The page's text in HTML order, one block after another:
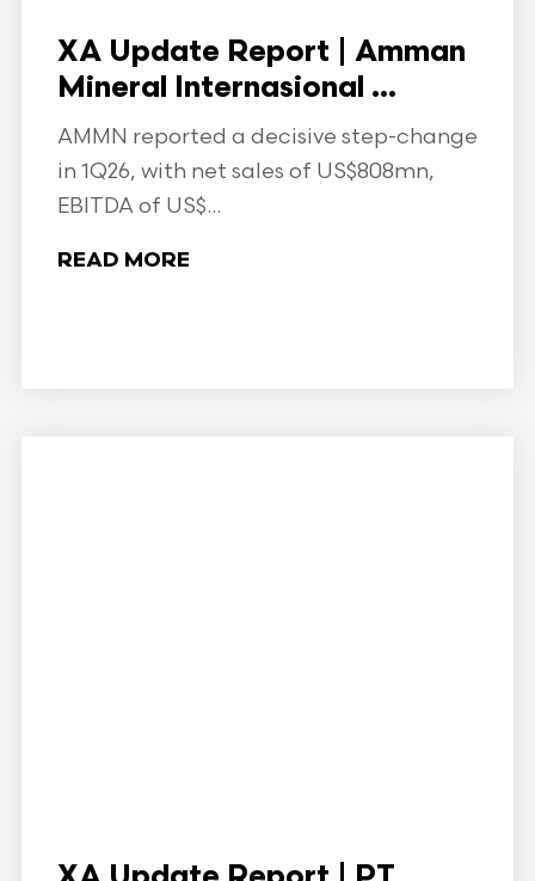
XA Update Report | Amman
Mineral Internasional ...
AMMN reported a decisive step-change
in 1Q26, with net sales of US$808mn,
EBITDA of US$...
READ MORE